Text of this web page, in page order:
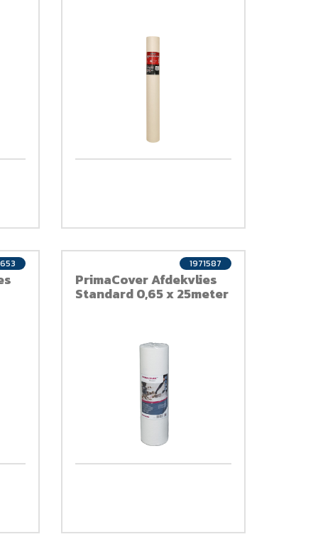
PrimaCover Afdekvlies
Standard 0,65 x 25meter
1971587